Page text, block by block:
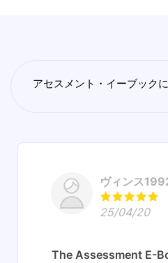
アセスメント・イーブック
ヴィンス
25/04/20
The Assessment E-